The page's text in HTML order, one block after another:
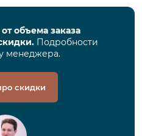
объема заказа
Подробности
менеджера.
скидки